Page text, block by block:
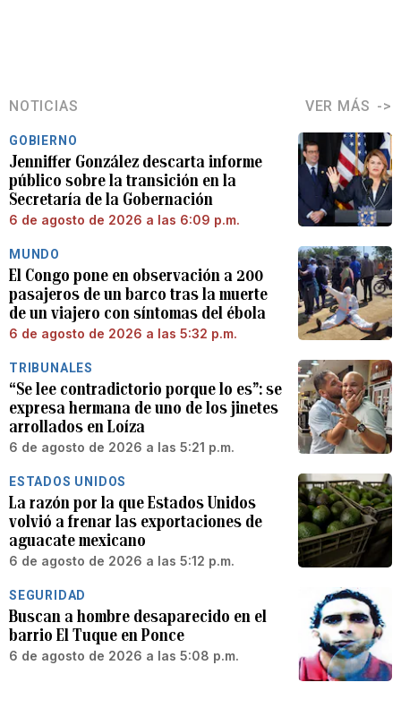
NOTICIAS VER MÁS
GOBIERNO
Jenniffer González descarta informe
público sobre la transición en la
Secretaría de la Gobernación
6 de agosto de 2026 a las 6:09 p.m.
MUNDO
El Congo pone en observación a 200
pasajeros de un barco tras la muerte
de un viajero con síntomas del ébola
6 de agosto de 2026 a las 5:32 p.m.
TRIBUNALES
“Se lee contradictorio porque lo es”: se
expresa hermana de uno de los jinetes
arrollados en Loíza
6 de agosto de 2026 a las 5:21 p.m.
ESTADOS UNIDOS
La razón por la que Estados Unidos
volvió a frenar las exportaciones de
aguacate mexicano
6 de agosto de 2026 a las 5:12 p.m.
SEGURIDAD
Buscan a hombre desaparecido en el
barrio El Tuque en Ponce
6 de agosto de 2026 a las 5:08 p.m.